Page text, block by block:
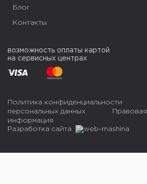
Блог
Контакты
возможность оплаты картой
на сервисных центрах
Политика конфиденциальности
персональных данных
Правовая
информация
Разработка сайта